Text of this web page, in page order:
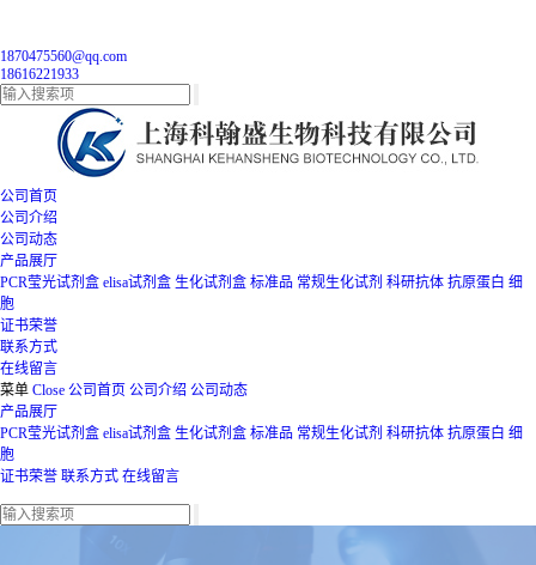
1870475560@qq.com
18616221933
公司首页
公司介绍
公司动态
产品展厅
PCR莹光试剂盒 elisa试剂盒 生化试剂盒 标准品 常规生化试剂 科研抗体 抗原蛋白 细
胞
证书荣誉
联系方式
在线留言
菜单 Close 公司首页 公司介绍 公司动态
产品展厅
PCR莹光试剂盒 elisa试剂盒 生化试剂盒 标准品 常规生化试剂 科研抗体 抗原蛋白 细
胞
证书荣誉 联系方式 在线留言